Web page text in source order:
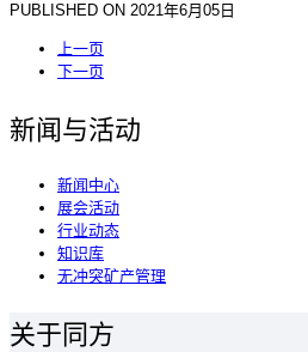
PUBLISHED ON 2021年6月05日
上一页
下一页
新闻与活动
新闻中心
展会活动
行业动态
知识库
无冲突矿产管理
关于同方